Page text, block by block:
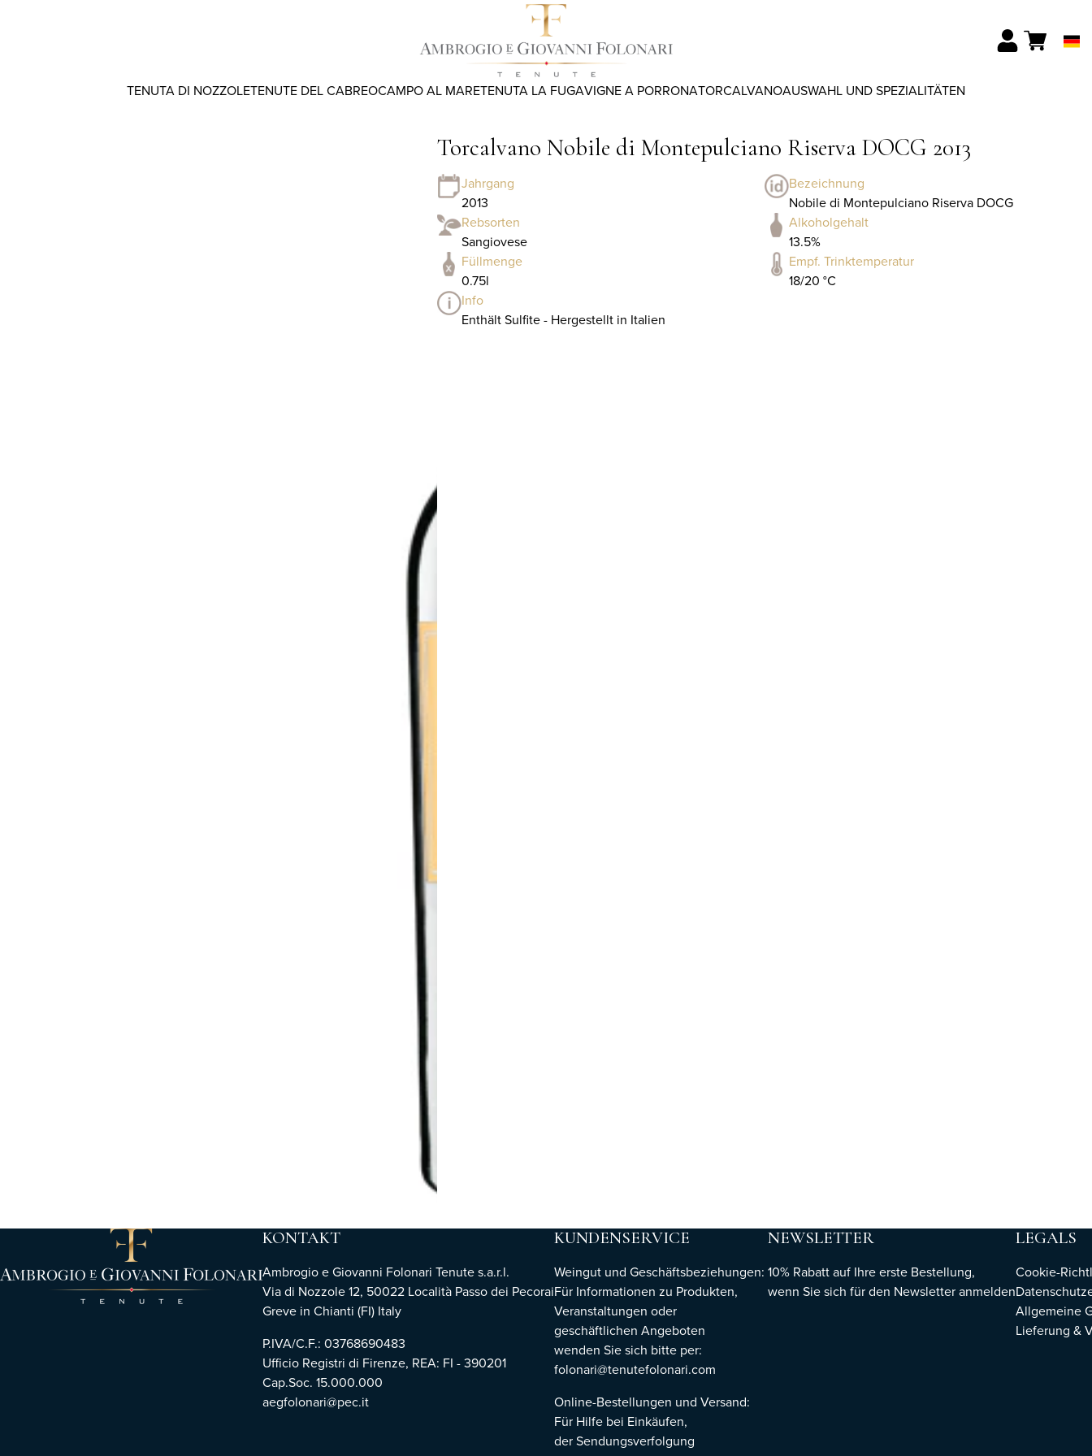
TENUTA DI NOZZOLETENUTE DEL CABREOCAMPO AL MARETENUTA LA FUGAVIGNE A PORRONATORCALVANOAUSWAHL UND SPEZIALITÄTEN
Torcalvano Nobile di Montepulciano Riserva DOCG 2013
Jahrgang
2013
Bezeichnung
Nobile di Montepulciano Riserva DOCG
Rebsorten
Sangiovese
Alkoholgehalt
13.5%
Füllmenge
0.75l
Empf. Trinktemperatur
18/20 °C
Info
Enthält Sulfite - Hergestellt in Italien
KONTAKT
Ambrogio e Giovanni Folonari Tenute s.a.r.l.
Via di Nozzole 12, 50022 Località Passo dei Pecorai
Greve in Chianti (FI) Italy
P.IVA/C.F.: 03768690483
Ufficio Registri di Firenze, REA: FI - 390201
Cap.Soc. 15.000.000
aegfolonari@pec.it
KUNDENSERVICE
Weingut und Geschäftsbeziehungen:
Für Informationen zu Produkten,
Veranstaltungen oder
geschäftlichen Angeboten
wenden Sie sich bitte per:
folonari@tenutefolonari.com
Online-Bestellungen und Versand:
Für Hilfe bei Einkäufen,
der Sendungsverfolgung
NEWSLETTER
10% Rabatt auf Ihre erste Bestellung,
wenn Sie sich für den Newsletteranmelden
LEGALS
Cookie-
Allgemeine
Lieferung &